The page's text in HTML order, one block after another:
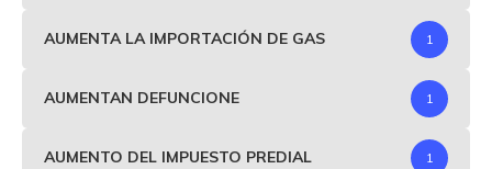
AUMENTA LA IMPORTACIÓN DE GAS 1
AUMENTAN DEFUNCIONE 1
AUMENTO DEL IMPUESTO PREDIAL 1